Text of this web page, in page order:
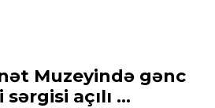
Muzeyində gənc
açılı ...